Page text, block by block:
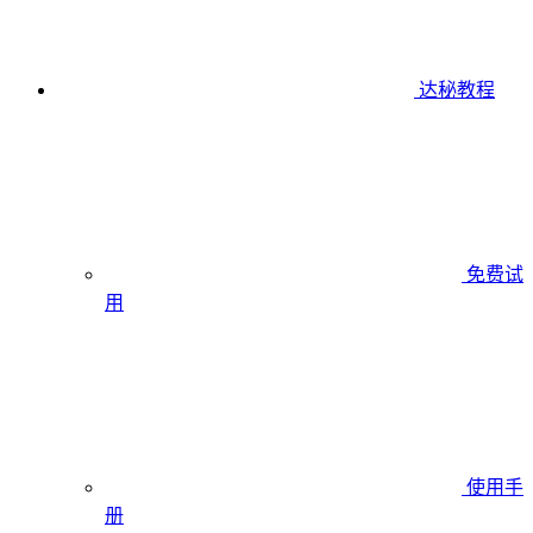
达秘教程
免费试
用
使用手
册